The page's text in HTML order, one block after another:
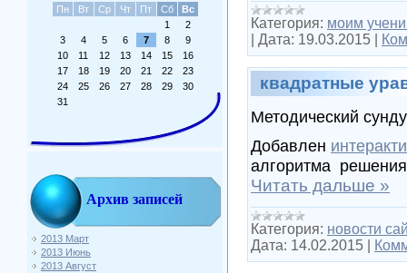
Пн
Вт Ср Чт Пт Сб
Вс
1
2
3
4 5 6 7 8
9
10
11 12 13 14 15
16
17
18 19 20 21 22
23
24
25 26 27 28 29
30
31
Архив записей
2013 Март
2013 Июнь
2013 Август
Категория: моим
Дата: 19.03.2015
квадратные
Методический
Добавлен
алгоритма
Читать дальше »
Категория: новости
Дата: 14.02.2015